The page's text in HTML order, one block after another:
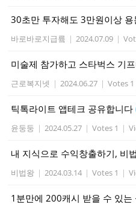
30초만 투자해도 3만원이상 용
바로바로지급륰 | 2024.07.09 |
미술제 참가하고 스타벅스 기
근로복지넷 | 2024.06.27 | Votes 1
틱톡라이트 앱테크 공유합니다
윤둥둥 | 2024.05.27 | Votes 1 |
내 지식으로 수익창출하기, 비
비법왕 | 2024.03.14 | Votes 1 |
1분만에 200캐시 받을 수 있